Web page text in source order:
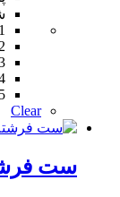
1
2
5
Clear
ست فرشته